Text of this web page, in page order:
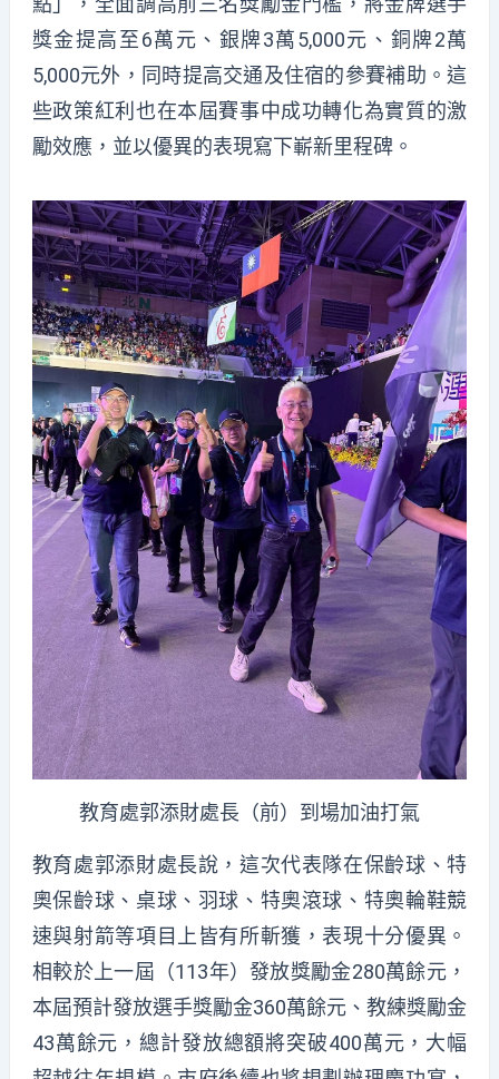
獎金提高至6萬元、銀牌3萬5,000元、銅牌2萬
5,000元外，同時提高交通及住宿的參賽補助。這
些政策紅利也在本屆賽事中成功轉化為實質的激
勵效應，並以優異的表現寫下嶄新里程碑。
教育處郭添財處長（前）到場加油打氣
教育處郭添財處長說，這次代表隊在保齡球、特
奧保齡球、桌球、羽球、特奧滾球、特奧輪鞋競
速與射箭等項目上皆有所斬獲，表現十分優異。
相較於上一屆（113年）發放獎勵金280萬餘元，
本屆預計發放選手獎勵金360萬餘元、教練獎勵金
43萬餘元，總計發放總額將突破400萬元，大幅